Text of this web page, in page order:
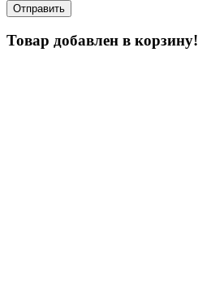
Товар добавлен в корзину!